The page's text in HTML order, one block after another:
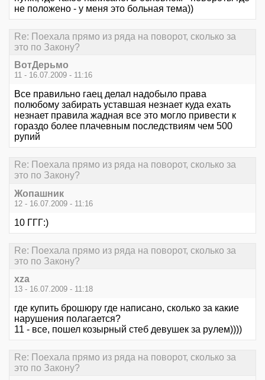
не положено - у меня это больная тема))
Re: Поехала прямо из ряда на поворот, сколько за
это по Закону?
ВотДерьмо
11 - 16.07.2009 - 11:16
Все правильно гаец делал надобыло права
полюбому забирать уставшая незнает куда ехать
незнает правила жадная все это могло привести к
гораздо более плачевным последствиям чем 500
рупий
Re: Поехала прямо из ряда на поворот, сколько за
это по Закону?
Жопашник
12 - 16.07.2009 - 11:16
10 ГГГ:)
Re: Поехала прямо из ряда на поворот, сколько за
это по Закону?
xza
13 - 16.07.2009 - 11:18
где купить брошюру где написано, сколько за какие
нарушения полагается?
11 - все, пошел козырный стеб девушек за рулем))))
Re: Поехала прямо из ряда на поворот, сколько за
это по Закону?